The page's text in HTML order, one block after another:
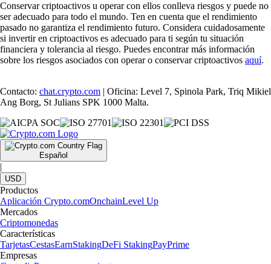
Conservar criptoactivos u operar con ellos conlleva riesgos y puede no
ser adecuado para todo el mundo. Ten en cuenta que el rendimiento
pasado no garantiza el rendimiento futuro. Considera cuidadosamente
si invertir en criptoactivos es adecuado para ti según tu situación
financiera y tolerancia al riesgo. Puedes encontrar más información
sobre los riesgos asociados con operar o conservar criptoactivos aquí.
Contacto: chat.crypto.com | Oficina: Level 7, Spinola Park, Triq Mikiel
Ang Borg, St Julians SPK 1000 Malta.
Español
|
USD
Productos
Aplicación Crypto.comOnchainLevel Up
Mercados
Criptomonedas
Características
TarjetasCestasEarnStakingDeFi StakingPayPrime
Empresas